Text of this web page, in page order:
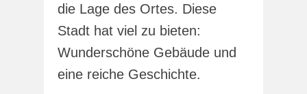
die Lage des Ortes. Diese
Stadt hat viel zu bieten:
Wunderschöne Gebäude und
eine reiche Geschichte.